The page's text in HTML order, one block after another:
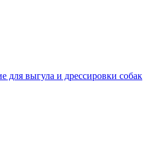
для выгула и дрессировки собак